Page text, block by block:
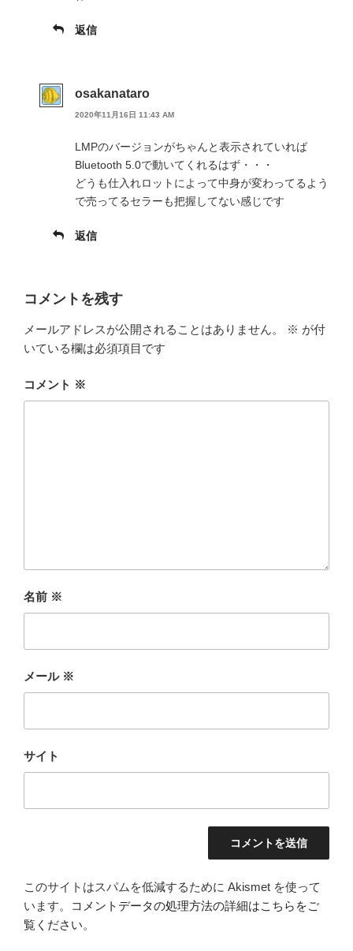
返信
osakanataro
2020年11月16日 11:43 AM
LMPのバージョンがちゃんと表示されていれば
Bluetooth 5.0で動いてくれるはず・・・
どうも仕入れロットによって中身が変わってるよう
で売ってるセラーも把握してない感じです
返信
コメントを残す
メールアドレスが公開されることはありません。 ※ が付
いている欄は必須項目です
コメント ※
名前 ※
メール ※
サイト
このサイトはスパムを低減するために Akismet を使って
います。
コメントデータの処理方法の詳細はこちらをご
覧ください。